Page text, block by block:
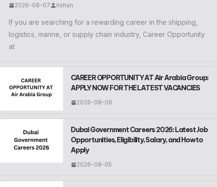
2026-08-07 rishan
If you are searching for a rewarding career in the shipping,
logistics, marine, or supply chain industry, Career Opportunity
at
CAREER OPPORTUNITY AT Air Arabia Group:
APPLY NOW FOR THE LATEST VACANCIES
2026-08-06
Dubai Government Careers 2026: Latest Job
Opportunities, Eligibility, Salary, and How to
Apply
2026-08-05